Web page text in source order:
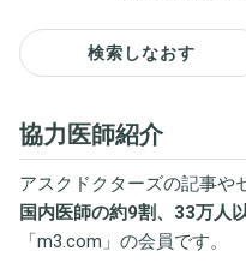
検索しなおす
協力医師紹介
アスクドクターズの記事や
国内医師の約9割、33万人
「m3.com 」の会員です。